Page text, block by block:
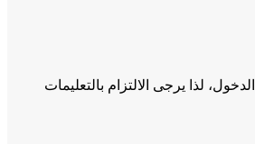
لذا يرجى الالتزام بالتعليمات